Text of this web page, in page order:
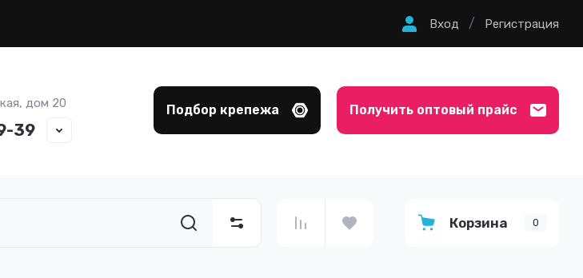
Вход / Регистрация
дом 20
39
Подбор крепежа Получить оптовый прайс
Корзина 0